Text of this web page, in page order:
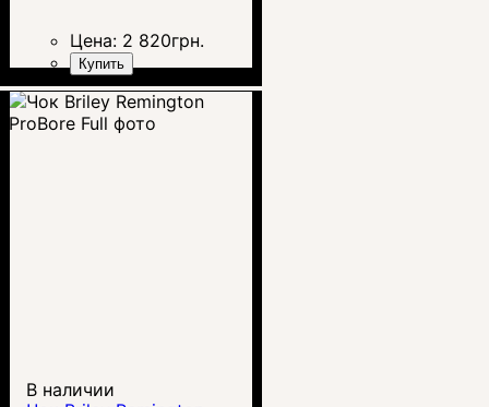
Цена: 2 820грн.
Купить
В наличии